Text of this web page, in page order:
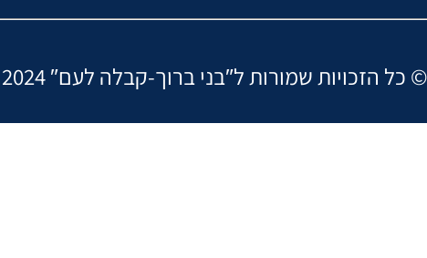
2024 ″כל הזכויות שמורות ל″בני ברוך-קבלה לעם ©